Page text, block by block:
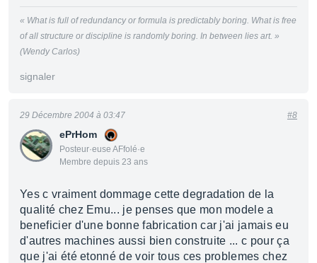
« What is full of redundancy or formula is predictably boring. What is free
of all structure or discipline is randomly boring. In between lies art. »
(Wendy Carlos)
signaler
ePrHom
Posteur·euse AFfolé·e
Membre depuis 23 ans
29 Décembre 2004 à 03:47 #8
Yes c vraiment dommage cette degradation de la
qualité chez Emu... je penses que mon modele a
beneficier d'une bonne fabrication car j'ai jamais eu
d'autres machines aussi bien construite ... c pour ça
que j'ai été etonné de voir tous ces problemes chez